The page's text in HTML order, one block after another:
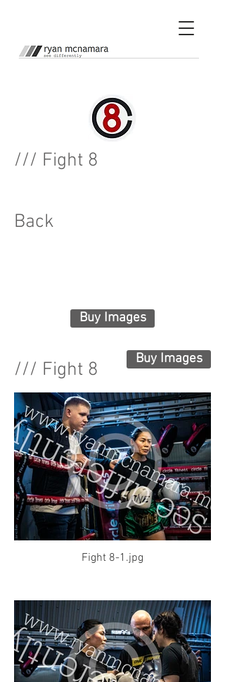
/// Fight 8
Back
Buy Images
/// Fight 8 Buy Images
Fight 8-1.jpg